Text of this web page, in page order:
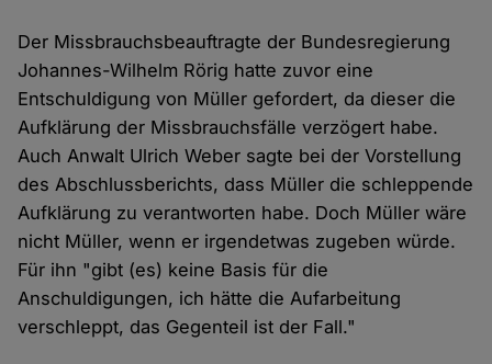
Der Missbrauchsbeauftragte der Bundesregierung
Johannes-Wilhelm Rörig hatte zuvor eine
Entschuldigung von Müller gefordert, da dieser die
Aufklärung der Missbrauchsfälle verzögert habe.
Auch Anwalt Ulrich Weber sagte bei der Vorstellung
des Abschlussberichts, dass Müller die schleppende
Aufklärung zu verantworten habe. Doch Müller wäre
nicht Müller, wenn er irgendetwas zugeben würde.
Für ihn "gibt (es) keine Basis für die
Anschuldigungen, ich hätte die Aufarbeitung
verschleppt, das Gegenteil ist der Fall."